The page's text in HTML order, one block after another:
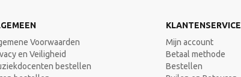
Voorwaarden
en Veiligheid
bestellen
KLANTENSERVICE
Mijn account
Betaal methode
Bestellen